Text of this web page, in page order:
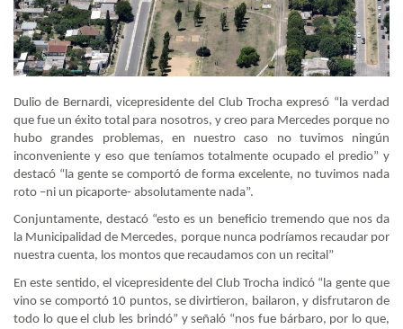
Dulio de Bernardi, vicepresidente del Club Trocha expresó “la verdad
que fue un éxito total para nosotros, y creo para Mercedes porque no
hubo grandes problemas, en nuestro caso no tuvimos ningún
inconveniente y eso que teníamos totalmente ocupado el predio” y
destacó “la gente se comportó de forma excelente, no tuvimos nada
roto –ni un picaporte- absolutamente nada”.
Conjuntamente, destacó “esto es un beneficio tremendo que nos da
la Municipalidad de Mercedes, porque nunca podríamos recaudar por
nuestra cuenta, los montos que recaudamos con un recital”
En este sentido, el vicepresidente del Club Trocha indicó “la gente que
vino se comportó 10 puntos, se divirtieron, bailaron, y disfrutaron de
todo lo que el club les brindó” y señaló “nos fue bárbaro, por lo que,